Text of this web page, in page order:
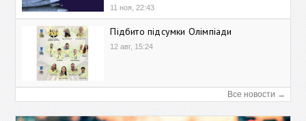
11 ноя, 22:43
Підбито підсумки Олімпіади
12 авг, 15:24
Все новости →